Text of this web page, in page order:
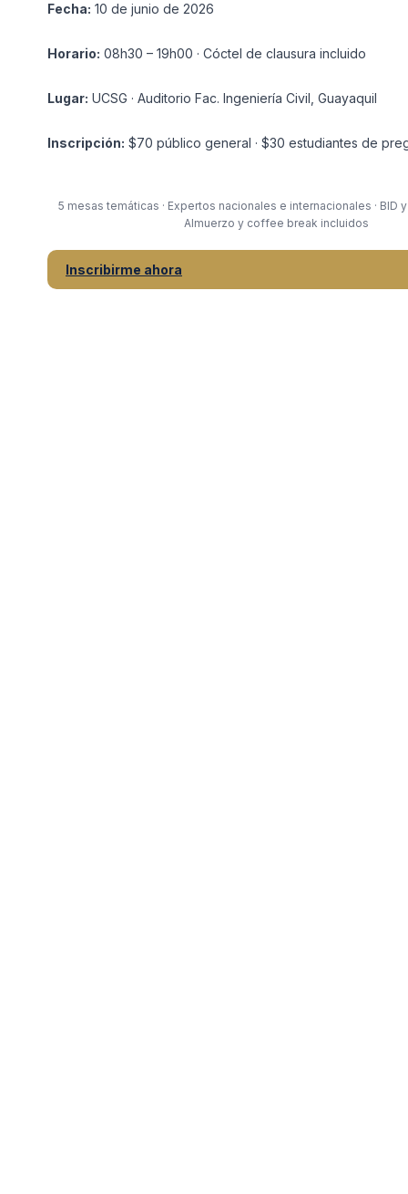
Fecha: 10 de junio de 2026
Horario: 08h30 – 19h00 · Cóctel de clausura incluido
Lugar: UCSG · Auditorio Fac. Ingeniería Civil, Guayaquil
Inscripción: $70 público general · $30 estudiantes de
5 mesas temáticas · Expertos nacionales e internacionales · BID
Almuerzo y coffee break incluidos
Inscribirme ahora